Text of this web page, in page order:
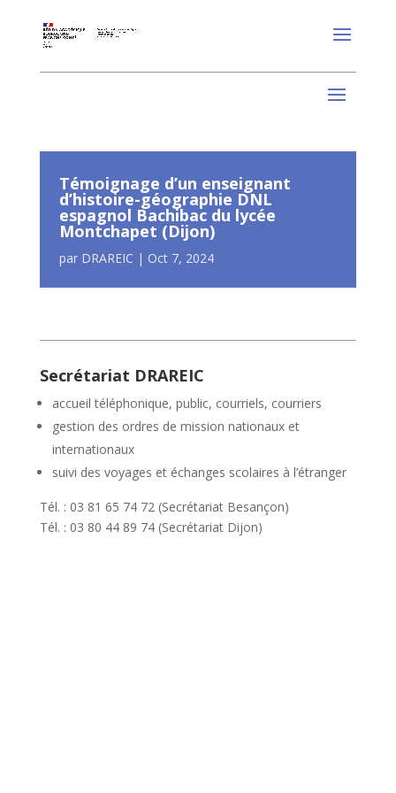
Témoignage d’un enseignant
d’histoire-géographie DNL
espagnol Bachibac du lycée
Montchapet (Dijon)
par DRAREIC | Oct 7, 2024
Secrétariat DRAREIC
accueil téléphonique, public, courriels, courriers
gestion des ordres de mission nationaux et
internationaux
suivi des voyages et échanges scolaires à l’étranger
Tél. : 03 81 65 74 72 (Secrétariat Besançon)
Tél. : 03 80 44 89 74 (Secrétariat Dijon)